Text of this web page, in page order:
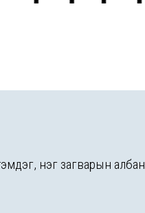
нэг загварын албан